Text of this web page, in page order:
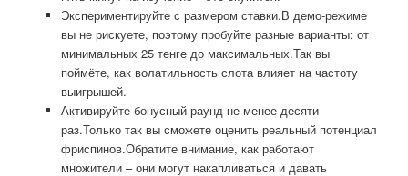
Экспериментируйте с размером ставки.В демо-режиме
вы не рискуете, поэтому пробуйте разные варианты: от
минимальных 25 тенге до максимальных.Так вы
поймёте, как волатильность слота влияет на частоту
выигрышей.
Активируйте бонусный раунд не менее десяти
раз.Только так вы сможете оценить реальный потенциал
фриспинов.Обратите внимание, как работают
множители – они могут накапливаться и давать